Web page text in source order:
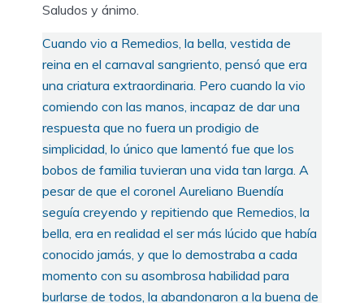
Saludos y ánimo.
Cuando vio a Remedios, la bella, vestida de
reina en el carnaval sangriento, pensó que era
una criatura extraordinaria. Pero cuando la vio
comiendo con las manos, incapaz de dar una
respuesta que no fuera un prodigio de
simplicidad, lo único que lamentó fue que los
bobos de familia tuvieran una vida tan larga. A
pesar de que el coronel Aureliano Buendía
seguía creyendo y repitiendo que Remedios, la
bella, era en realidad el ser más lúcido que había
conocido jamás, y que lo demostraba a cada
momento con su asombrosa habilidad para
burlarse de todos, la abandonaron a la buena de